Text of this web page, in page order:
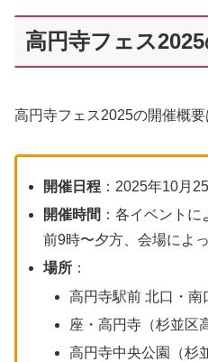
高円寺フェス
高円寺フェス2025の開催概要
開催日程 ：2025年10月
開催時間 ：各イベント
前9時〜夕方、会場によ
場所 ：
高円寺駅前 北口・南
座・高円寺（杉並区
高円寺中央公園（杉